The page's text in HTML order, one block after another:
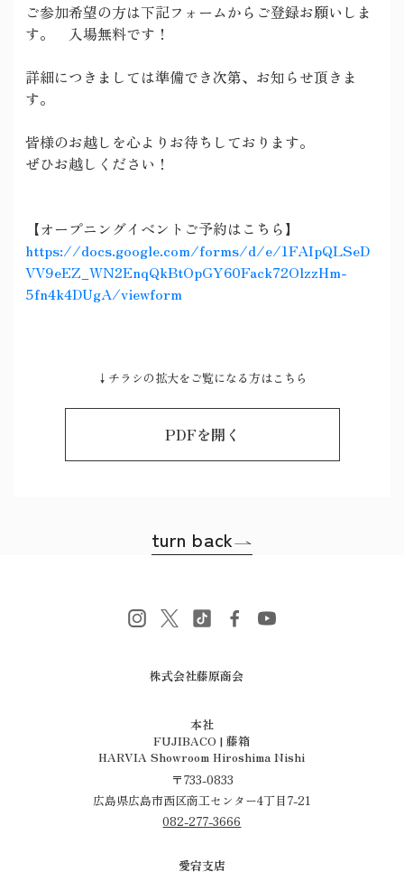
ご参加希望の方は下記フォームからご登録お願いしま
す。 入場無料です！
詳細につきましては準備でき次第、お知らせ頂きま
す。
皆様のお越しを心よりお待ちしております。
ぜひお越しください！
【オープニングイベントご予約はこちら】
https://docs.google.com/forms/d/e/1FAIpQLSeD
VV9eEZ_WN2EnqQkBtOpGY60Fack72OlzzHm-
5fn4k4DUgA/viewform
↓チラシの拡大をご覧になる方はこちら
PDFを開く
turn back
株式会社藤原商会
​​​​​​​本社
FUJIBACO | 藤箱
HARVIA Showroom Hiroshima Nishi
〒733-0833
広島県広島市西区商工センター4丁目7-21
082-277-3666
愛宕支店